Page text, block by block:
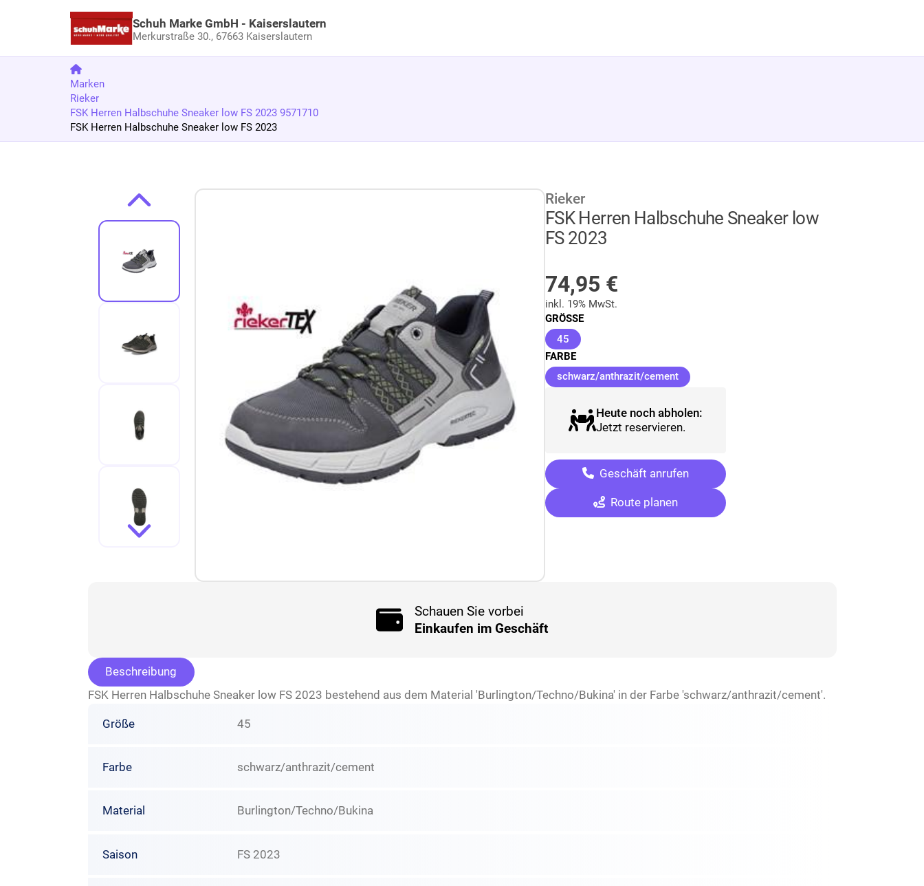
Schuh Marke GmbH - Kaiserslautern
Merkurstraße 30.,67663 Kaiserslautern
Marken
Rieker
FSK Herren Halbschuhe Sneaker low FS 2023 9571710
FSK Herren Halbschuhe Sneaker low FS 2023
Zur Produktbeschreibung springen Rieker
FSK Herren Halbschuhe Sneaker low
FS 2023
74,95 €
inkl. 19% MwSt.
GRÖSSE
45 (ausgewählt)
FARBE
schwarz/anthrazit/cement(ausgewählt)
Heute noch abholen:
Jetzt reservieren.
Geschäft anrufen
Route planen
Schauen Sie vorbei
Einkaufen im Geschäft
Beschreibung
FSK Herren Halbschuhe Sneaker low FS 2023 bestehend aus dem Material 'Burlington/Techno/Bukina' in der Farbe 'schwarz/anthrazit/cement'.
Größe 45
Farbe schwarz/anthrazit/cement
Material Burlington/Techno/Bukina
Saison FS 2023